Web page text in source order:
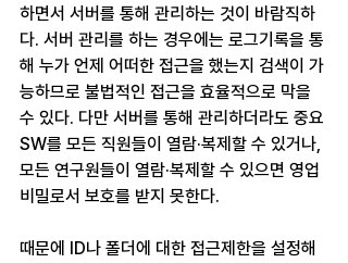
하면서 서버를 통해 관리하는 것이 바람직하
다. 서버 관리를 하는 경우에는 로그기록을 통
해 누가 언제 어떠한 접근을 했는지 검색이 가
능하므로 불법적인 접근을 효율적으로 막을
수 있다. 다만 서버를 통해 관리하더라도 중요
SW를 모든 직원들이 열람·복제할 수 있거나,
모든 연구원들이 열람·복제할 수 있으면 영업
비밀로서 보호를 받지 못한다.
때문에 ID나 폴더에 대한 접근제한을 설정해